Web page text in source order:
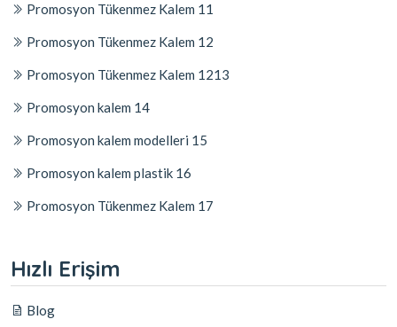
Promosyon Tükenmez Kalem 11
Promosyon Tükenmez Kalem 12
Promosyon Tükenmez Kalem 1213
Promosyon kalem 14
Promosyon kalem modelleri 15
Promosyon kalem plastik 16
Promosyon Tükenmez Kalem 17
Hızlı Erişim
Blog